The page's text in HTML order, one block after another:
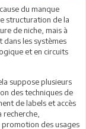
du manque
structuration de la
de niche, mais à
les systèmes
et en circuits
suppose plusieurs
des techniques de
de labels et accès
des usages